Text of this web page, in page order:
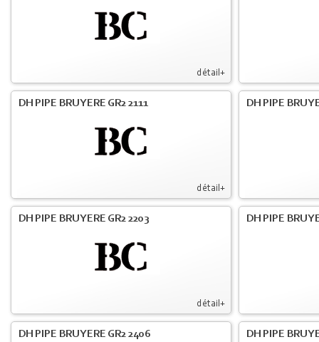
détail+
détail+
DH PIPE BRUYERE GR2 2111 DH PIPE
détail+
DH PIPE BRUYERE GR2 2203 DH PIPE
DH PIPE BRUYERE GR2 2406 DH PIPE